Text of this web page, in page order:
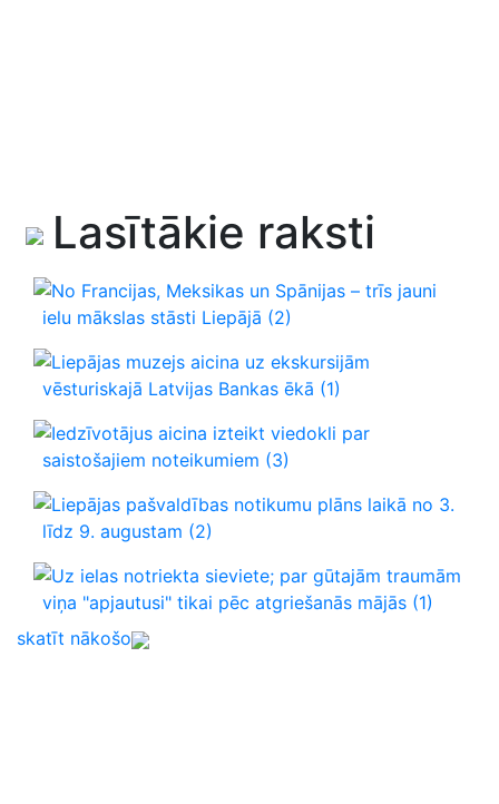
Lasītākie raksti
No Francijas, Meksikas un Spānijas – trīs jauni
ielu mākslas stāsti Liepājā (2)
Liepājas muzejs aicina uz ekskursijām
vēsturiskajā Latvijas Bankas ēkā (1)
Iedzīvotājus aicina izteikt viedokli par
saistošajiem noteikumiem (3)
Liepājas pašvaldības notikumu plāns laikā no 3.
līdz 9. augustam (2)
Uz ielas notriekta sieviete; par gūtajām traumām
viņa "apjautusi" tikai pēc atgriešanās mājās (1)
skatīt nākošo